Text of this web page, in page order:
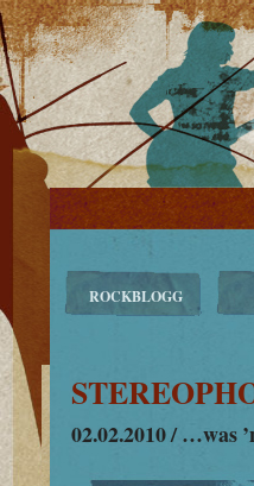
ROCKBLOGG
02.02.2010 / …was